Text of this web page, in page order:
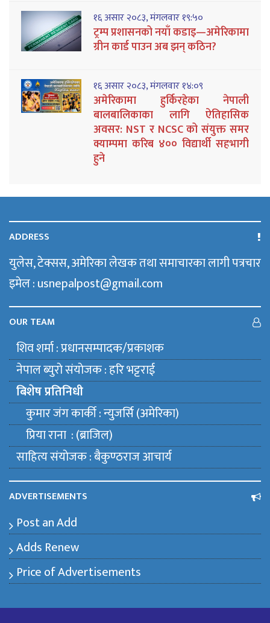
१६ असार २०८३, मंगलवार १९:५०
ट्रम्प प्रशासनको नयाँ कडाइ—अमेरिकामा
ग्रीन कार्ड पाउन अब झन् कठिन?
१६ असार २०८३, मंगलवार १४:०९
अमेरिकामा हुर्किरहेका नेपाली
बालबालिकाका लागि ऐतिहासिक
अवसर: NST र NCSC को संयुक्त समर
क्याम्पमा करिब ४०० विद्यार्थी सहभागी
हुने
ADDRESS
युलेस, टेक्सस, अमेरिका लेखक तथा समाचारका लागी पत्रचार
इमेल : usnepalpost@gmail.com
OUR TEAM
शिव शर्मा : प्रधानसम्पादक/प्रकाशक
नेपाल ब्युराे संयाेजक : हरि भट्टराई
बिशेष प्रतिनिधी
कुमार जंग कार्की : न्युजर्सि (अमेरिका)
प्रिया राना : (ब्राजिल)
साहित्य संयाेजक : बैकुण्ठराज आचार्य
ADVERTISEMENTS
Post an Add
Adds Renew
Price of Advertisements